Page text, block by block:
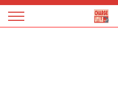
Magazine
Panneau de gestion des cookies